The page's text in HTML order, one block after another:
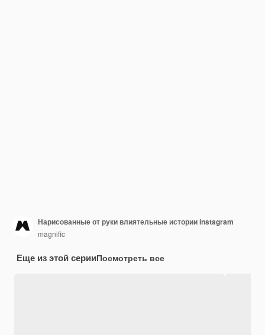
Нарисованные от руки влиятельные истории instagram
magnific
Еще из этой серииПосмотреть все